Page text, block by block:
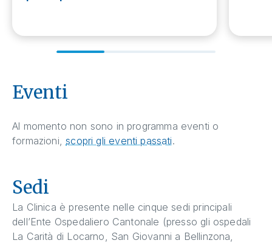
Eventi
Al momento non sono in programma eventi o
formazioni,scopri gli eventi passati.
Sedi
La Clinica è presente nelle cinque sedi principali
dell’Ente Ospedaliero Cantonale (presso gli ospedali
La Carità di Locarno, San Giovanni a Bellinzona,